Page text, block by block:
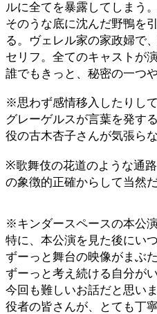
ルに全てを暴露してしまう
そのうな底に沈んだ野鴨を
る。ヴェレル家の家政婦で
セリフ。全てのキャストが
誰でもきっと、秘密の一つ
※思わず感情移入したりして
グレーゲルスが言葉を発す
役の古木杏子さんが気張ら
※歌舞伎の花道のような通
の象徴的正確からして当然
※キンダースペースの本公
特に、本公演を見た後にい
ずーっと舞台の映像がまぶ
ずーっと考え続ける自分が
今回も難しいお話だと思いま
役者の皆さんが、とても丁